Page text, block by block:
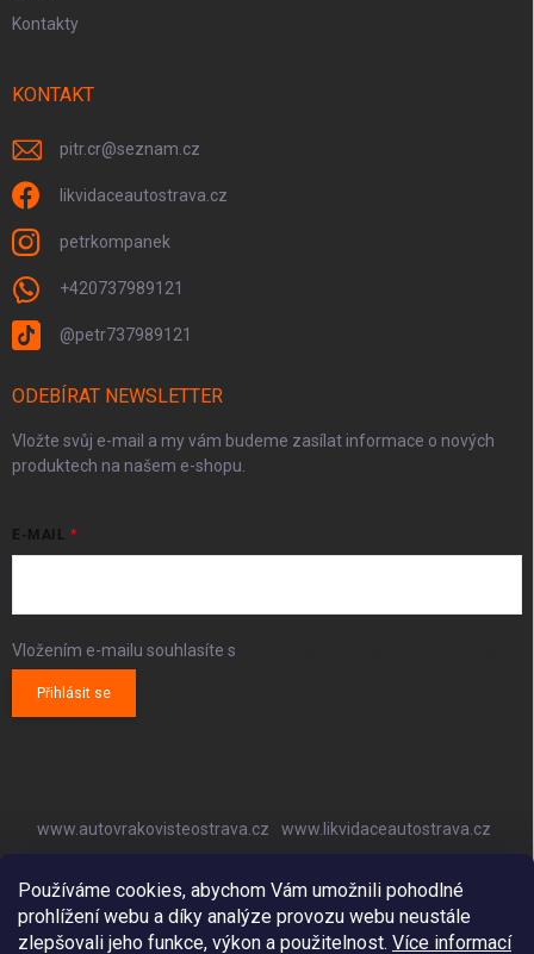
Používáme cookies, abychom Vám umožnili pohodlné
prohlížení webu a díky analýze provozu webu neustále
zlepšovali jeho funkce, výkon a použitelnost. Více informací
Kontakty
KONTAKT
pitr.cr@seznam.cz
likvidaceautostrava.cz
petrkompanek
+420737989121
@petr737989121
ODEBÍRAT NEWSLETTER
Vložte svůj e-mail a my vám budeme zasílat informace o nových
produktech na našem e-shopu.
E-MAIL
Vložením e-mailu souhlasíte s
Přihlásit se
www.autovrakovisteostrava.cz
www.likvidaceautostrava.cz